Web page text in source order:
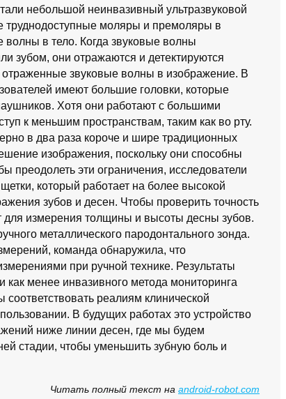
небольшой неинвазивный ультразвуковой
труднодоступные моляры и премоляры в
волны в тело. Когда звуковые волны
зубом, они отражаются и детектируются
отраженные звуковые волны в изображение. В
имеют большие головки, которые
Хотя они работают с большими
к меньшим пространствам, таким как во рту.
в два раза короче и шире традиционных
изображения, поскольку они способны
преодолеть эти ограничения, исследователи
который работает на более высокой
зубов и десен. Чтобы проверить точность
для измерения толщины и высоты десны зубов.
металлического пародонтального зонда.
команда обнаружила, что
при ручной технике. Результаты
менее инвазивного метода мониторинга
реалиям клинической
В будущих работах это устройство
ниже линии десен, где мы будем
стадии, чтобы уменьшить зубную боль и
Читать полный текст на android-robot.com